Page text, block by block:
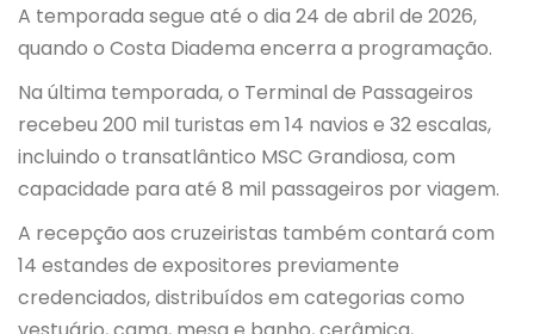
A temporada segue até o dia 24 de abril de 2026,
quando o Costa Diadema encerra a programação.
Na última temporada, o Terminal de Passageiros
recebeu 200 mil turistas em 14 navios e 32 escalas,
incluindo o transatlântico MSC Grandiosa, com
capacidade para até 8 mil passageiros por viagem.
A recepção aos cruzeiristas também contará com
14 estandes de expositores previamente
credenciados, distribuídos em categorias como